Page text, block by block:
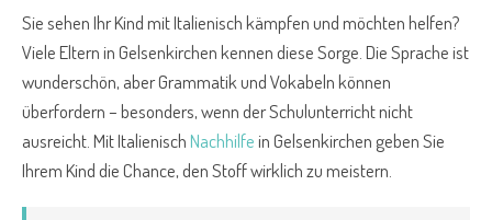
Sie sehen Ihr Kind mit Italienisch kämpfen und möchten helfen?
Viele Eltern in Gelsenkirchen kennen diese Sorge. Die Sprache ist
wunderschön, aber Grammatik und Vokabeln können
überfordern – besonders, wenn der Schulunterricht nicht
ausreicht. Mit ItalienischNachhilfein Gelsenkirchen geben Sie
Ihrem Kind die Chance, den Stoff wirklich zu meistern.